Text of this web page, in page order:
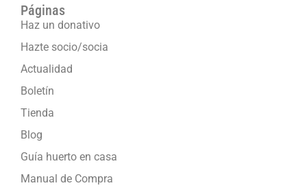
Páginas
Haz un donativo
Hazte socio/socia
Actualidad
Boletín
Tienda
Blog
Guía huerto en casa
Manual de Compra